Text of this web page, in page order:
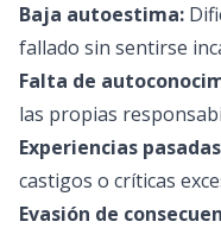
Baja autoestima:
fallado sin sentirse
Falta de
las propias
Experiencias
castigos o críticas
Evasión de